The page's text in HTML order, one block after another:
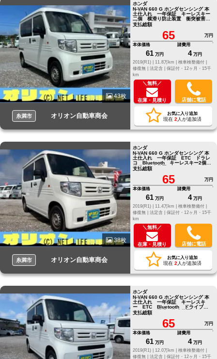
43枚
糸満市 オリオン自動車商会
ホンダ
N-VAN 660 G ホンダセンシング 本
土仕入れ 一年保証 キーレスキー
二個 横滑り防止装置 衝突被害軽
減システム アイドリングストッ
プ
支払総額
65
万円
本体価格
61 万円
諸費用
4 万円
2019(R1) |
11.8万km |
検車検整備付 |
修復無 | 法定含 | 保証付・12ヶ月・15千
km
＼無料／
在庫・見積り 店舗に電話
お気に入り追加
現在 2 人が追加済
38枚
糸満市 オリオン自動車商会
ホンダ
N-VAN 660 G ホンダセンシング 本
土仕入れ 一年保証 ETC ドラレ
コ Bluetooth キーレスキー2個
横滑り防止装置
支払総額
65
万円
本体価格
61 万円
諸費用
4 万円
2019(R1) |
11.4万km |
検車検整備付 |
修復無 | 法定含 | 保証付・12ヶ月・15千
km
＼無料／
在庫・見積り 店舗に電話
お気に入り追加
現在 2 人が追加済
ホンダ
N-VAN 660 G ホンダセンシング 本
土仕入れ 一年保証 キーレスキ
ー ETC Bluetooth ドライブレ
コーダー 横滑り防止装置
支払総額
65
万円
本体価格
61 万円
諸費用
4 万円
2019(R1) |
12.0万km |
検車検整備付 |
修復無 | 法定含 | 保証付・12ヶ月・15千